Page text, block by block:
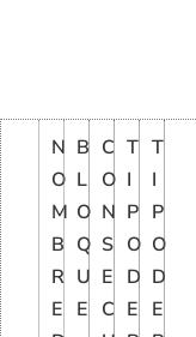
N
O
M
B
R
E
B
L
O
Q
U
E
C
O
N
S
E
C
T
I
P
O
D
E
T
I
P
O
D
E